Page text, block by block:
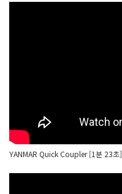
YANMAR Quick Coupler [1분 23초]